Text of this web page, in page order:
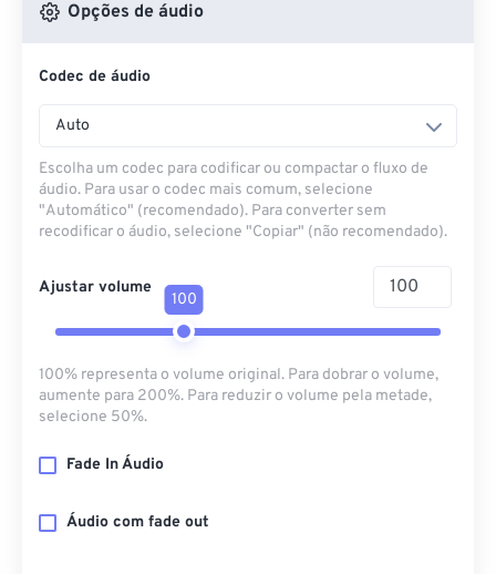
Opções de áudio
Codec de áudio
Auto
Escolha um codec para codificar ou compactar o fluxo de
áudio. Para usar o codec mais comum, selecione
"Automático" (recomendado). Para converter sem
recodificar o áudio, selecione "Copiar" (não recomendado).
Ajustar volume
100
100% representa o volume original. Para dobrar o volume,
aumente para 200%. Para reduzir o volume pela metade,
selecione 50%.
Fade In Áudio
Áudio com fade out